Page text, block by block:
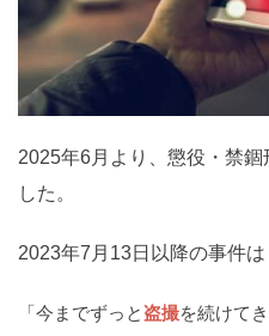
関西
滋賀 京都 大阪
島根 岡山
香川 愛媛 高知
九州・沖縄
2025年6月より、懲役・禁錮
した。
2023年7月13日以降の事件は
「今までずっと盗撮を続けて